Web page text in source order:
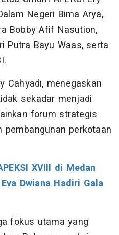
Negeri Bima Arya,
Bobby Afif Nasution,
Putra Bayu Waas, serta
Cahyadi, menegaskan
sekadar menjadi
forum strategis
perkotaan
XVIII di Medan
Dwiana Hadiri Gala
fokus utama yang